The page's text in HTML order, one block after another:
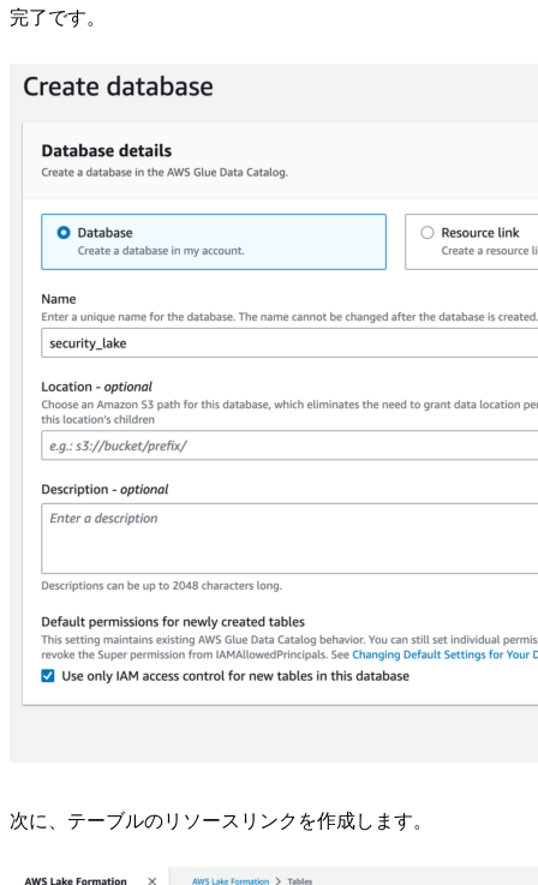
完了です。
次に、テーブルのリソースリンクを作成します。